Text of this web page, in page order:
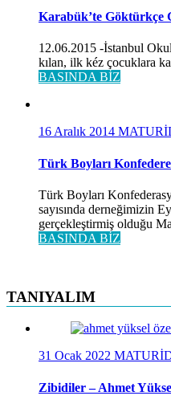
Karabük’te Göktürkçe
12.06.2015 -İstanbul
kılan, ilk kéz çocuklara
BASINDA BİZ
16 Aralık 2014
Türk Boyları
Türk Boyları
sayısında derneğimizin
gerçekleştirmiş olduğu
BASINDA BİZ
TANIYALIM
31 Ocak 2022
Zibidiler – Ahmet